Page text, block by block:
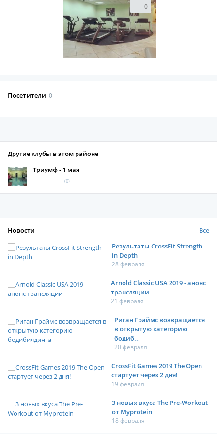
0
Посетители 0
Другие клубы в этом районе
Триумф - 1 мая
(0)
Новости
Все
Результаты CrossFit Strength
in Depth
28 февраля
Arnold Classic USA 2019 - анонс
трансляции
21 февраля
Риган Граймс возвращается
в открытую категорию
бодиб...
20 февраля
CrossFit Games 2019 The Open
стартует через 2 дня!
19 февраля
3 новых вкуса The Pre-Workout
от Myprotein
18 февраля